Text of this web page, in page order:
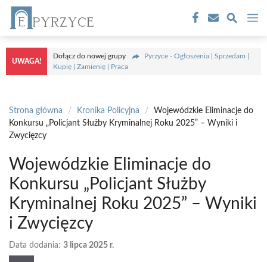
Przejdź
treści
UWAGA!
Dołącz do nowej grupy
Pyrzyce - Ogłoszenia | Sprzedam |
Kupię | Zamienię | Praca
Strona główna / Kronika Policyjna /
Wojewódzkie Eliminacje do
Konkursu „Policjant Służby Kryminalnej Roku 2025” – Wyniki i
Zwycięzcy
Wojewódzkie Eliminacje do
Konkursu „Policjant Służby
Kryminalnej Roku 2025” – Wyniki
i Zwycięzcy
Data dodania: 3 lipca 2025 r.